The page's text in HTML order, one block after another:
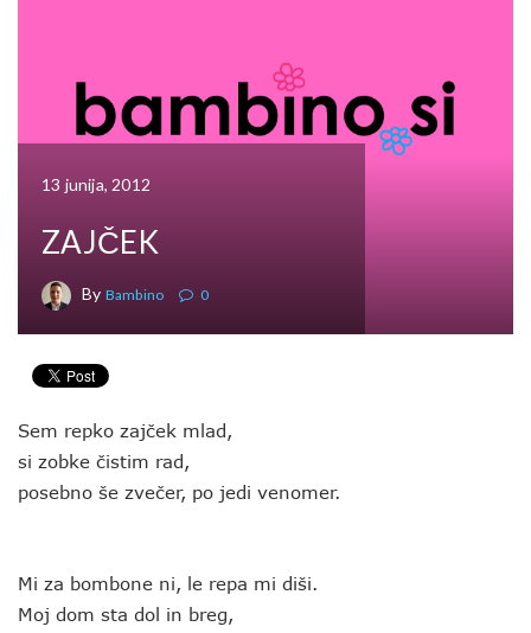
13 junija, 2012
ZAJČEK
By Bambino 0
Sem repko zajček mlad,
si zobke čistim rad,
posebno še zvečer, po jedi venomer.
Mi za bombone ni, le repa mi diši.
Moj dom sta dol in breg,